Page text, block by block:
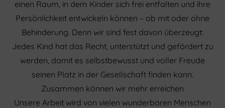
einen Raum, in dem Kinder sich frei entfalten und ihre
Persönlichkeit entwickeln können – ob mit oder ohne
Behinderung. Denn wir sind fest davon überzeugt:
Jedes Kind hat das Recht, unterstützt und gefördert zu
werden, damit es selbstbewusst und voller Freude
seinen Platz in der Gesellschaft finden kann.
Zusammen können wir mehr erreichen
Unsere Arbeit wird von vielen wunderbaren Menschen